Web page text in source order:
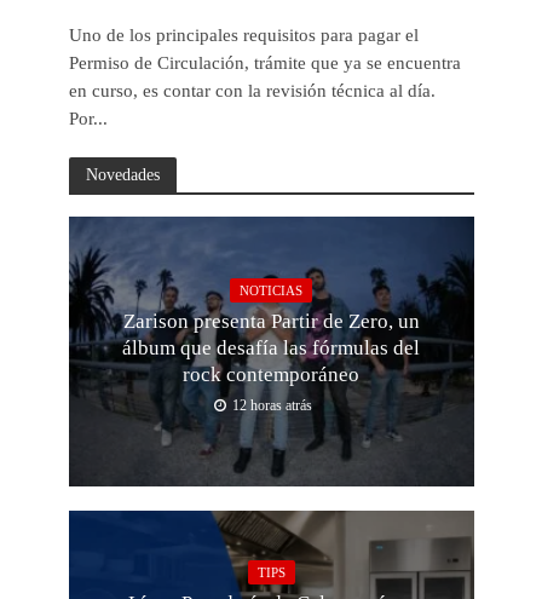
Uno de los principales requisitos para pagar el
Permiso de Circulación, trámite que ya se encuentra
en curso, es contar con la revisión técnica al día.
Por...
Novedades
NOTICIAS
Zarison presenta Partir de Zero, un
álbum que desafía las fórmulas del
rock contemporáneo
12 horas atrás
TIPS